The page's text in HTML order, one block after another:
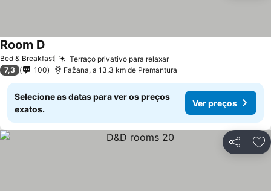
Bed & Breakfast Terraço privativo para relaxar
Room D
7,3 100 Fažana, a 13.3 km de Premantura
Selecione as datas para ver os preços
exatos.
Ver preços
Partilhar